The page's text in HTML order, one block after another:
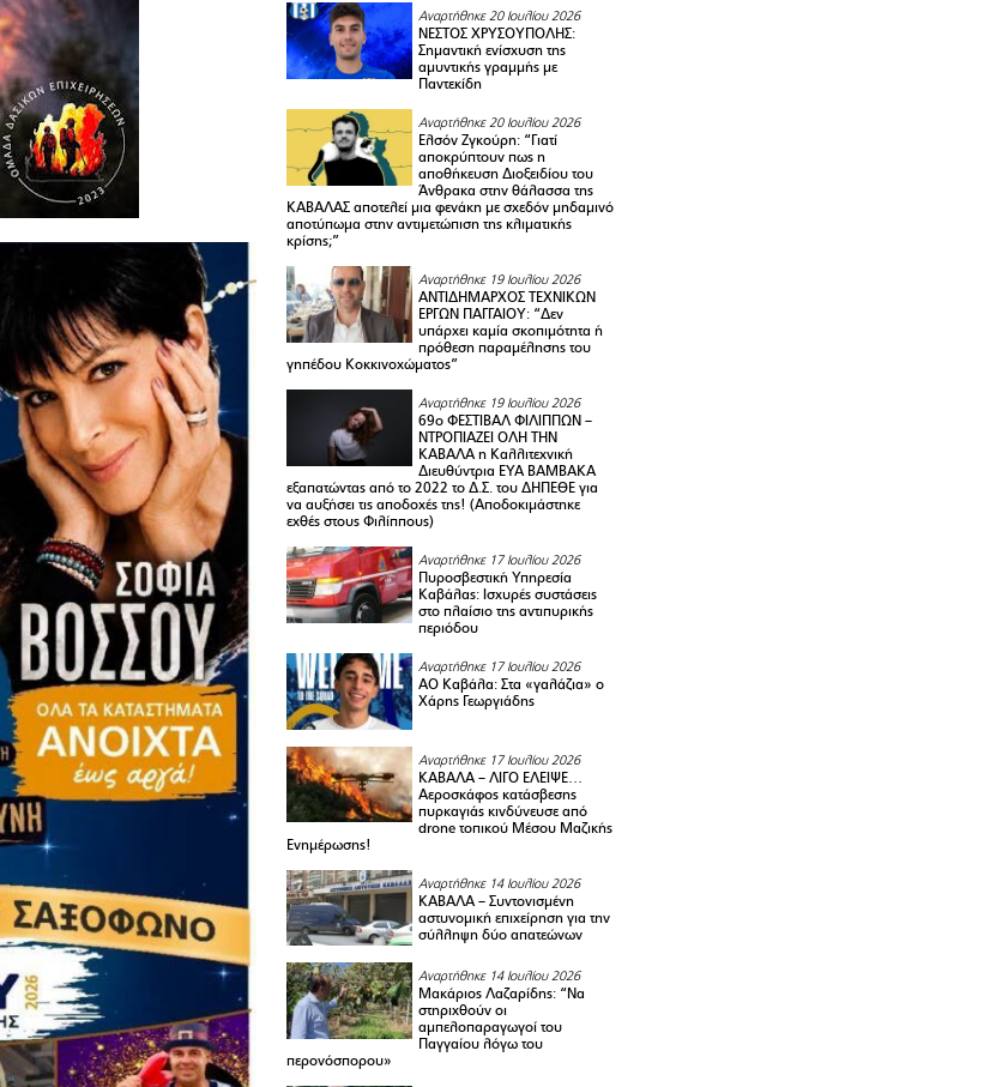
Αναρτήθηκε 20 Ιουλίου 2026
ΝΕΣΤΟΣ ΧΡΥΣΟΥΠΟΛΗΣ:
Σημαντική ενίσχυση της
αμυντικής γραμμής με
Παντεκίδη
Αναρτήθηκε 20 Ιουλίου 2026
Ελσόν Ζγκούρη: “Γιατί
αποκρύπτουν πως η
αποθήκευση Διοξειδίου του
Άνθρακα στην θάλασσα της
ΚΑΒΑΛΑΣ αποτελεί μια φενάκη με σχεδόν μηδαμινό
αποτύπωμα στην αντιμετώπιση της κλιματικής
κρίσης;”
Αναρτήθηκε 19 Ιουλίου 2026
ΑΝΤΙΔΗΜΑΡΧΟΣ ΤΕΧΝΙΚΩΝ
ΕΡΓΩΝ ΠΑΓΓΑΙΟΥ: “Δεν
υπάρχει καμία σκοπιμότητα ή
πρόθεση παραμέλησης του
γηπέδου Κοκκινοχώματος”
Αναρτήθηκε 19 Ιουλίου 2026
69ο ΦΕΣΤΙΒΑΛ ΦΙΛΙΠΠΩΝ –
ΝΤΡΟΠΙΑΖΕΙ ΟΛΗ ΤΗΝ
ΚΑΒΑΛΑ η Καλλιτεχνική
Διευθύντρια ΕΥΑ ΒΑΜΒΑΚΑ
εξαπατώντας από το 2022 το Δ.Σ. του ΔΗΠΕΘΕ για
να αυξήσει τις αποδοχές της! (Αποδοκιμάστηκε
εχθές στους Φιλίππους)
Αναρτήθηκε 17 Ιουλίου 2026
Πυροσβεστική Υπηρεσία
Καβάλας: Ισχυρές συστάσεις
στο πλαίσιο της αντιπυρικής
περιόδου
Αναρτήθηκε 17 Ιουλίου 2026
ΑΟ Καβάλα: Στα «γαλάζια» ο
Χάρης Γεωργιάδης
Αναρτήθηκε 17 Ιουλίου 2026
ΚΑΒΑΛΑ – ΛΙΓΟ ΕΛΕΙΨΕ…
Αεροσκάφος κατάσβεσης
πυρκαγιάς κινδύνευσε από
drone τοπικού Μέσου Μαζικής
Ενημέρωσης!
Αναρτήθηκε 14 Ιουλίου 2026
ΚΑΒΑΛΑ – Συντονισμένη
αστυνομική επιχείρηση για την
σύλληψη δύο απατεώνων
Αναρτήθηκε 14 Ιουλίου 2026
Μακάριος Λαζαρίδης: “Να
στηριχθούν οι
αμπελοπαραγωγοί του
Παγγαίου λόγω του
περονόσπορου»